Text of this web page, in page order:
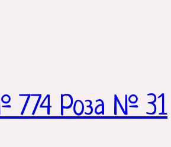
774 Роза № 31